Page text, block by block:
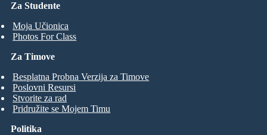
Za Studente
Moja Učionica
Photos For Class
Za Timove
Besplatna Probna Verzija za Timove
Poslovni Resursi
Stvorite za rad
Pridružite se Mojem Timu
Politika